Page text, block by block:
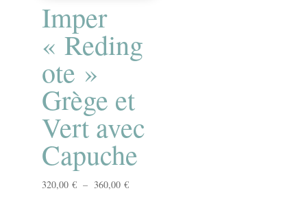
Imper
« Reding
ote »
Grège et
Vert avec
Capuche
320,00 € – 360,00 €Plage